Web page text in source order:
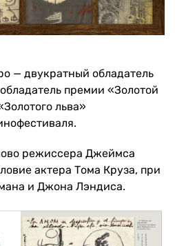
— двукратный обладатель
премии «Золотой
льва»
режиссера Джеймса
актера Тома Круза, при
и Джона Лэндиса.